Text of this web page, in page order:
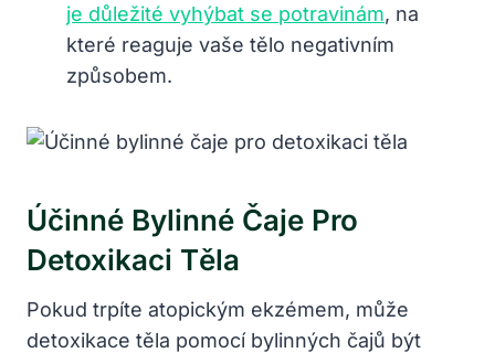
je důležité vyhýbat se potravinám, na
které reaguje vaše tělo negativním
způsobem.
Účinné Bylinné Čaje Pro
Detoxikaci Těla
Pokud trpíte atopickým ekzémem, může
detoxikace těla pomocí bylinných čajů být